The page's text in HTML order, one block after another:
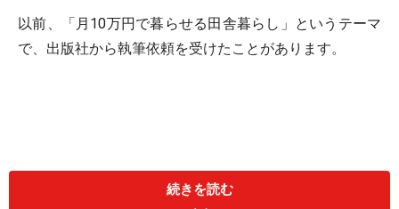
以前、「月10万円で暮らせる田舎暮らし」というテーマ
で、出版社から執筆依頼を受けたことがあります。
続きを読む